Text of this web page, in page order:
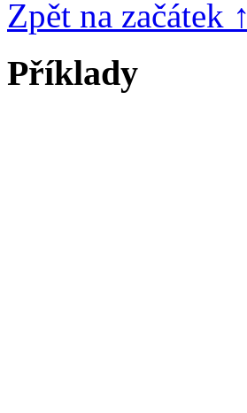
Zpět na začátek ↑
Příklady